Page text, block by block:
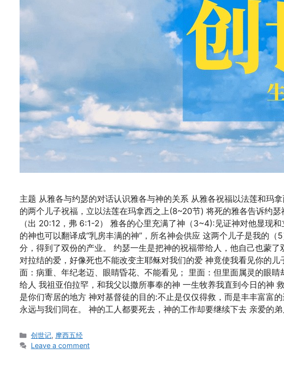
主题 从雅各与约瑟的对话认识雅各与神的关系 从雅各祝福以法莲和玛
的两个儿子祝福，立以法莲在玛拿西之上(8~20节) 将死的雅各告诉约
（出 20:12，弗 6:1-2） 雅各的心里充满了神（3~4):见证神对他显现
的神也可以翻译成“乳房丰满的神”，所名神会供应 这两个儿子是我的
分，得到了双份的产业。 约瑟一生是把神的祝福带给人，他自己也蒙
对拉结的爱，好像死也不能改变主耶稣对我们的爱 神竟使我看见你的
面：病重、年纪老迈、眼睛昏花、不能看见； 里面：但里面属灵的眼
给人 我祖亚伯拉罕，和我父以撒所事奉的神 一生牧养我直到今日的神
是你们寄居的地方 神对基督徒的目的:不止是仅仅得救，而是丰丰富富
永远与我们同在。 神的工人都要死去，神的工作却要继续下去 亲爱的
Categories
创世记, 摩西五经
Leave a comment